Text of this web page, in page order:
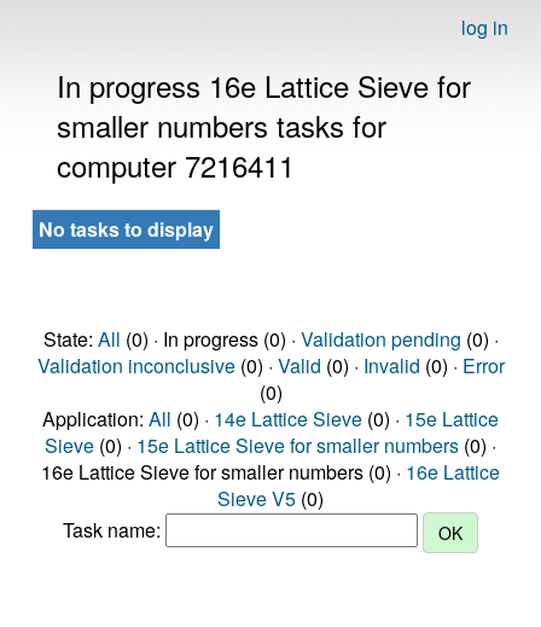
log in
In progress 16e Lattice Sieve for
smaller numbers tasks for
computer 7216411
No tasks to display
State: All (0) · In progress (0) · Validation pending (0) ·
Validation inconclusive(0) · Valid (0) · Invalid (0) · Error
(0)
Application: All (0) · 14e Lattice Sieve (0) · 15e Lattice
Sieve (0) · 15e Lattice Sieve for smaller numbers (0) ·
16e Lattice Sieve for smaller numbers (0) · 16e Lattice
Sieve V5 (0)
Task name: